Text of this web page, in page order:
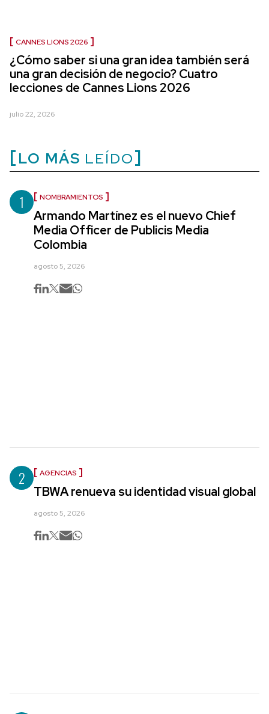
CANNES LIONS 2026
¿Cómo saber si una gran idea también será
una gran decisión de negocio? Cuatro
lecciones de Cannes Lions 2026
julio 22, 2026
LO MÁS LEÍDO
1 NOMBRAMIENTOS
Armando Martínez es el nuevo Chief
Media Officer de Publicis Media
Colombia
agosto 5, 2026
2 AGENCIAS
TBWA renueva su identidad visual global
agosto 5, 2026